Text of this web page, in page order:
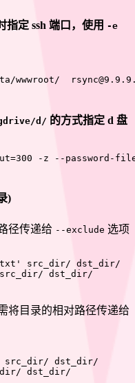
指定 ssh 端口，使用 -e
d/ 的方式指定 d 盘
-z --password-file
)
径传递给 --exclude 选项
src_dir/ dst_dir/
dst_dir/
将目录的相对路径传递给
src_dir/ dst_dir/
dst_dir/